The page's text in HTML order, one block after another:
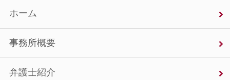
ホーム
事務所概要
弁護士紹介